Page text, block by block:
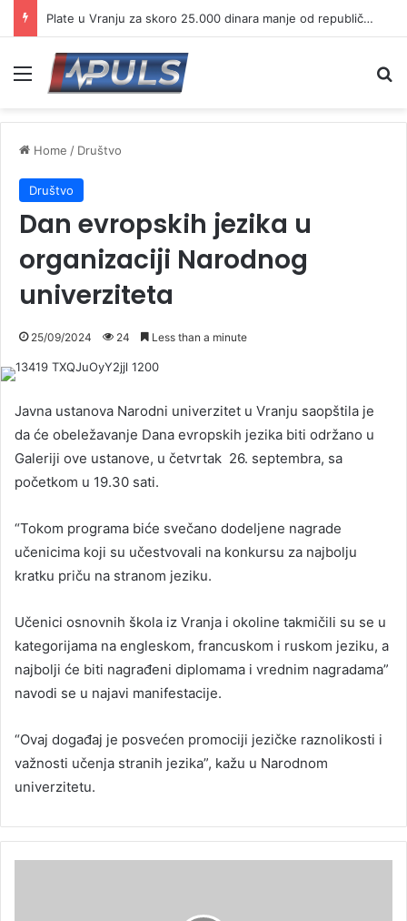
Plate u Vranju za skoro 25.000 dinara manje od republičkog proseka
Menu
Home / Društvo
Društvo
Dan evropskih jezika u
organizaciji Narodnog
univerziteta
25/09/2024 24 Less than a minute
Javna ustanova Narodni univerzitet u Vranju saopštila je
da će obeležavanje Dana evropskih jezika biti održano u
Galeriji ove ustanove, u četvrtak 26. septembra, sa
početkom u 19.30 sati.
“Tokom programa biće svečano dodeljene nagrade
učenicima koji su učestvovali na konkursu za najbolju
kratku priču na stranom jeziku.
Učenici osnovnih škola iz Vranja i okoline takmičili su se u
kategorijama na engleskom, francuskom i ruskom jeziku, a
najbolji će biti nagrađeni diplomama i vrednim nagradama”
navodi se u najavi manifestacije.
“Ovaj događaj je posvećen promociji jezičke raznolikosti i
važnosti učenja stranih jezika”, kažu u Narodnom
univerzitetu.